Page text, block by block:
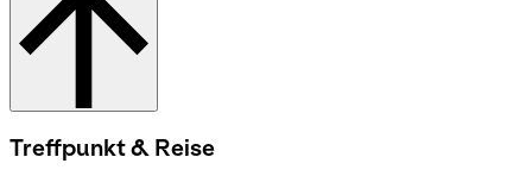
Treffpunkt & Reise